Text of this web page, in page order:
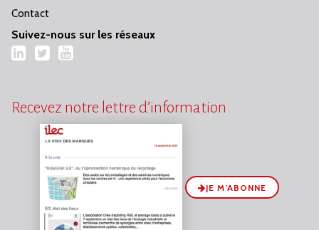
Contact
Suivez-nous sur les réseaux
LinkedIn
TwitterYouTube
Recevez notre lettre d’information
JE M’ABONNE